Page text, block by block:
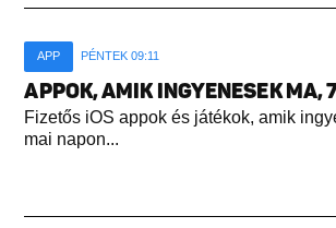
APP PÉNTEK 09:11
APPOK, AMIK INGYENESEK MA,
Fizetős iOS appok és játékok, amik
mai napon...